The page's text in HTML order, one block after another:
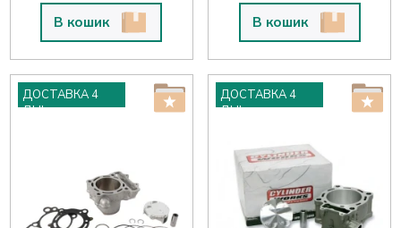
В кошик В кошик
ДОСТАВКА 4
ДНІ
ДОСТАВКА 4
ДНІ